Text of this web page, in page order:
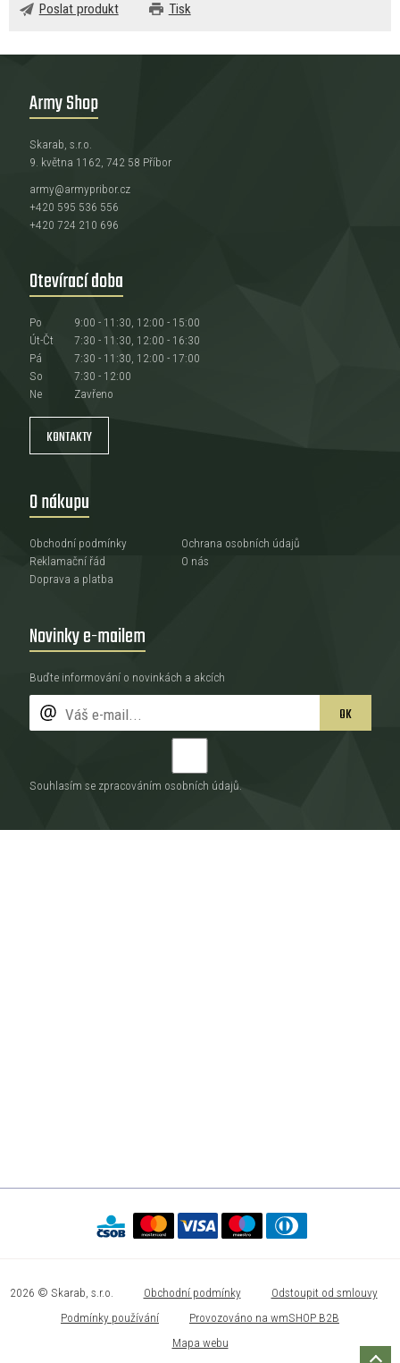
Poslat produkt
Tisk
Army Shop
Skarab, s.r.o.
9. května 1162, 742 58 Příbor
army@armypribor.cz
+420 595 536 556
+420 724 210 696
Otevírací doba
Po
9:00 - 11:30, 12:00 - 15:00
Út-Čt
7:30 - 11:30, 12:00 - 16:30
Pá
7:30 - 11:30, 12:00 - 17:00
So
7:30 - 12:00
Ne
Zavřeno
KONTAKTY
O nákupu
Obchodní podmínky
Reklamační řád
Doprava a platba
Ochrana osobních údajů
O nás
Novinky e-mailem
Buďte informování o novinkách a akcích
OK
Souhlasím se zpracováním osobních údajů
2026 © Skarab, s.r.o. Obchodní podmínky
Odstoupit od smlouvy
Podmínky používání
Provozováno na wmSHOP B2B
Mapa webu